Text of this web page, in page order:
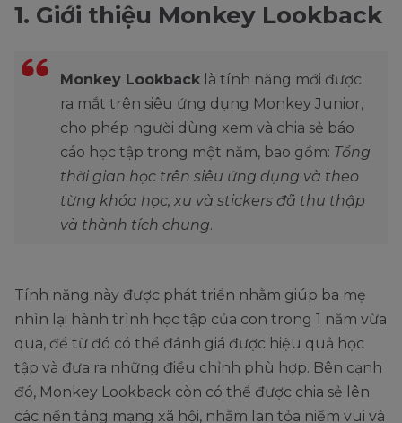
1. Giới thiệu Monkey Lookback
Monkey Lookback là tính năng mới được
ra mắt trên siêu ứng dụng Monkey Junior,
cho phép người dùng xem và chia sẻ báo
cáo học tập trong một năm, bao gồm: Tổng
thời gian học trên siêu ứng dụng và theo
từng khóa học, xu và stickers đã thu thập
và thành tích chung.
Tính năng này được phát triển nhằm giúp ba mẹ
nhìn lại hành trình học tập của con trong 1 năm vừa
qua, để từ đó có thể đánh giá được hiệu quả học
tập và đưa ra những điều chỉnh phù hợp. Bên cạnh
đó, Monkey Lookback còn có thể được chia sẻ lên
các nền tảng mạng xã hội, nhằm lan tỏa niềm vui và